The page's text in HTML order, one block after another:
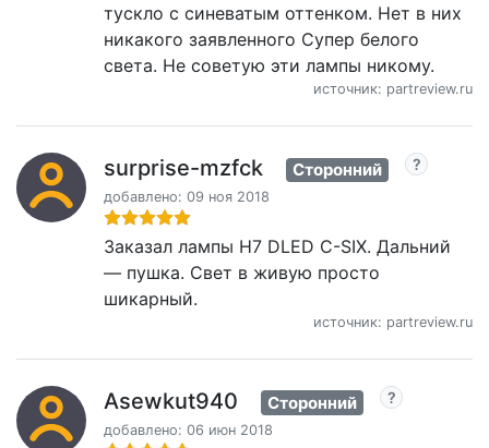
тускло с синеватым оттенком. Нет в них
никакого заявленного Супер белого
света. Не советую эти лампы никому.
источник: partreview.ru
surprise-mzfck Сторонний
добавлено: 09 ноя 2018
Заказал лампы H7 DLED C-SIX. Дальний
— пушка. Свет в живую просто
шикарный.
источник: partreview.ru
Asewkut940 Сторонний
добавлено: 06 июн 2018